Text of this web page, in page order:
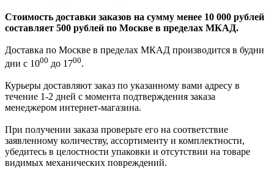
Стоимость доставки заказов на сумму менее 10 000 рублей
составляет 500 рублей по Москве в пределах МКАД.
Доставка по Москве в пределах МКАД производится в будни
дни с 1000 до 1700.
Курьеры доставляют заказ по указанному вами адресу в
течение 1-2 дней с момента подтверждения заказа
менеджером интернет-магазина.
При получении заказа проверьте его на соответствие
заявленному количеству, ассортименту и комплектности,
убедитесь в целостности упаковки и отсутствии на товаре
видимых механических повреждений.